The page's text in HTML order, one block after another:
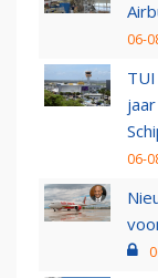
06-
06-